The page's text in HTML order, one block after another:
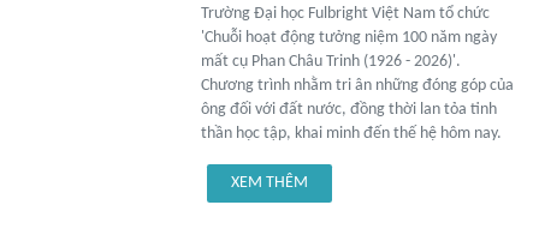
Trường Đại học Fulbright Việt Nam tổ chức
'Chuỗi hoạt động tưởng niệm 100 năm ngày
mất cụ Phan Châu Trinh (1926 - 2026)'.
Chương trình nhằm tri ân những đóng góp của
ông đối với đất nước, đồng thời lan tỏa tinh
thần học tập, khai minh đến thế hệ hôm nay.
XEM THÊM